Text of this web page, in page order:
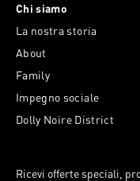
Chi siamo
La nostra storia
About
Family
Impegno sociale
Dolly Noire District
Ricevi offerte speciali,